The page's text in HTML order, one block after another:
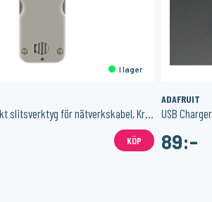
I lager
KÖP
ADAFRUIT
89:-